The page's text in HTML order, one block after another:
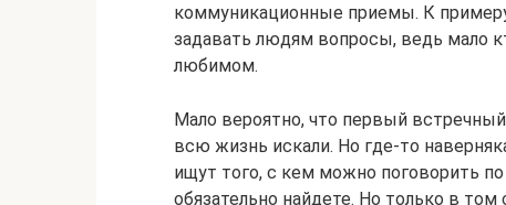
коммуникационные приемы. К
задавать людям вопросы, ведь мало
любимом.
Мало вероятно, что первый
всю жизнь искали. Но где-то
ищут того, с кем можно поговорить
обязательно найдете. Но только в том